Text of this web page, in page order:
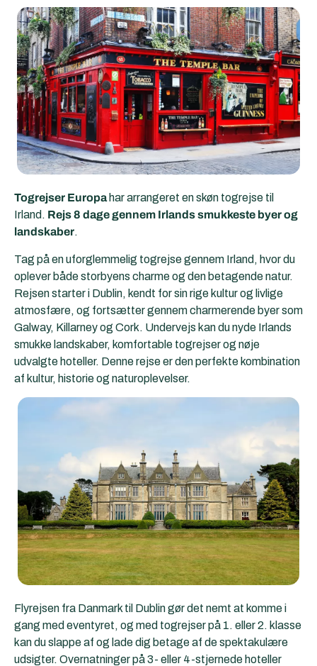
Togrejser Europahar arrangeret en skøn togrejse til
Irland. Rejs 8 dage gennem Irlands smukkeste byer og
landskaber.
Tag på en uforglemmelig togrejse gennem Irland, hvor du
oplever både storbyens charme og den betagende natur.
Rejsen starter i Dublin, kendt for sin rige kultur og livlige
atmosfære, og fortsætter gennem charmerende byer som
Galway, Killarney og Cork. Undervejs kan du nyde Irlands
smukke landskaber, komfortable togrejser og nøje
udvalgte hoteller. Denne rejse er den perfekte kombination
af kultur, historie og naturoplevelser.
Flyrejsen fra Danmark til Dublin gør det nemt at komme i
gang med eventyret, og med togrejser på 1. eller 2. klasse
kan du slappe af og lade dig betage af de spektakulære
udsigter. Overnatninger på 3- eller 4-stjernede hoteller